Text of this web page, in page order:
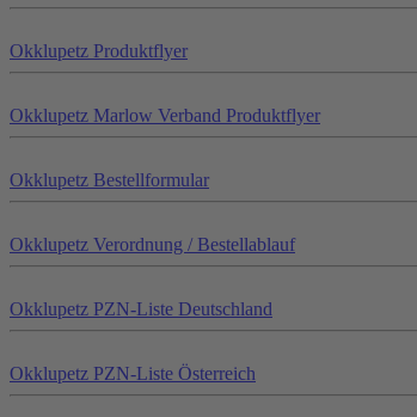
Okklupetz Produktflyer
Okklupetz Marlow Verband Produktflyer
Okklupetz Bestellformular
Okklupetz Verordnung / Bestellablauf
Okklupetz PZN-Liste Deutschland
Okklupetz PZN-Liste Österreich